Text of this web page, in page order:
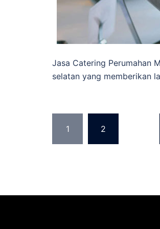
Jasa Catering Perumahan
selatan yang memberikan
Posts
pagination
1 2